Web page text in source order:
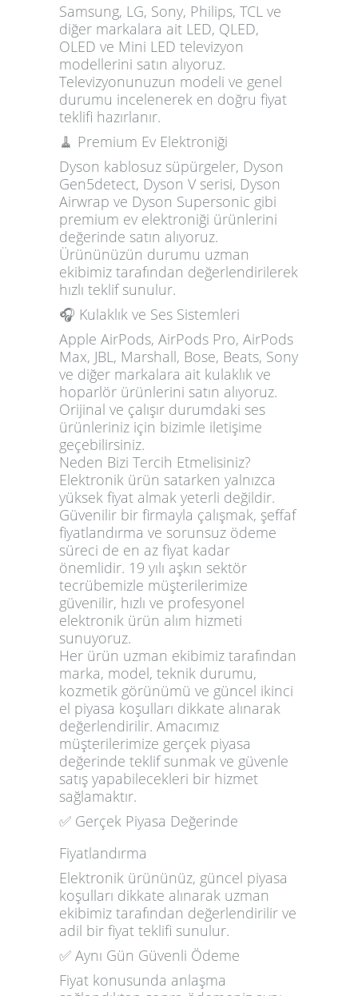
Samsung, LG, Sony, Philips, TCL ve
diğer markalara ait LED, QLED,
OLED ve Mini LED televizyon
modellerini satın alıyoruz.
Televizyonunuzun modeli ve genel
durumu incelenerek en doğru fiyat
teklifi hazırlanır.
🧹 Premium Ev Elektroniği
Dyson kablosuz süpürgeler, Dyson
Gen5detect, Dyson V serisi, Dyson
Airwrap ve Dyson Supersonic gibi
premium ev elektroniği ürünlerini
değerinde satın alıyoruz.
Ürününüzün durumu uzman
ekibimiz tarafından değerlendirilerek
hızlı teklif sunulur.
🎧 Kulaklık ve Ses Sistemleri
Apple AirPods, AirPods Pro, AirPods
Max, JBL, Marshall, Bose, Beats, Sony
ve diğer markalara ait kulaklık ve
hoparlör ürünlerini satın alıyoruz.
Orijinal ve çalışır durumdaki ses
ürünleriniz için bizimle iletişime
geçebilirsiniz.
Neden Bizi Tercih Etmelisiniz?
Elektronik ürün satarken yalnızca
yüksek fiyat almak yeterli değildir.
Güvenilir bir firmayla çalışmak, şeffaf
fiyatlandırma ve sorunsuz ödeme
süreci de en az fiyat kadar
önemlidir. 19 yılı aşkın sektör
tecrübemizle müşterilerimize
güvenilir, hızlı ve profesyonel
elektronik ürün alım hizmeti
sunuyoruz.
Her ürün uzman ekibimiz tarafından
marka, model, teknik durumu,
kozmetik görünümü ve güncel ikinci
el piyasa koşulları dikkate alınarak
değerlendirilir. Amacımız
müşterilerimize gerçek piyasa
değerinde teklif sunmak ve güvenle
satış yapabilecekleri bir hizmet
sağlamaktır.
✅ Gerçek Piyasa Değerinde
Fiyatlandırma
Elektronik ürününüz, güncel piyasa
koşulları dikkate alınarak uzman
ekibimiz tarafından değerlendirilir ve
adil bir fiyat teklifi sunulur.
✅ Aynı Gün Güvenli Ödeme
Fiyat konusunda anlaşma